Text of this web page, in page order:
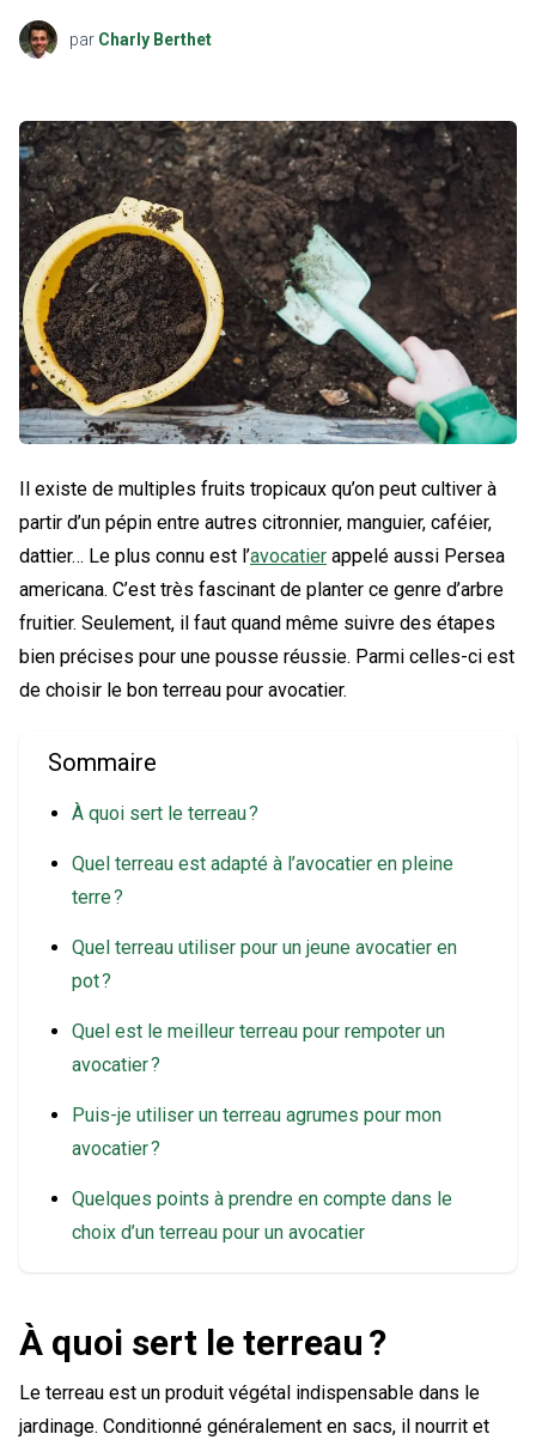
par Charly Berthet
Il existe de multiples fruits tropicaux qu’on peut cultiver à
partir d’un pépin entre autres citronnier, manguier, caféier,
dattier… Le plus connu est l’avocatier appelé aussi Persea
americana. C’est très fascinant de planter ce genre d’arbre
fruitier. Seulement, il faut quand même suivre des étapes
bien précises pour une pousse réussie. Parmi celles-ci est
de choisir le bon terreau pour avocatier.
Sommaire
À quoi sert le terreau ?
Quel terreau est adapté à l’avocatier en pleine
terre ?
Quel terreau utiliser pour un jeune avocatier en
pot ?
Quel est le meilleur terreau pour rempoter un
avocatier ?
Puis-je utiliser un terreau agrumes pour mon
avocatier ?
Quelques points à prendre en compte dans le
choix d’un terreau pour un avocatier
À quoi sert le terreau ?
Le terreau est un produit végétal indispensable dans le
jardinage. Conditionné généralement en sacs, il nourrit et